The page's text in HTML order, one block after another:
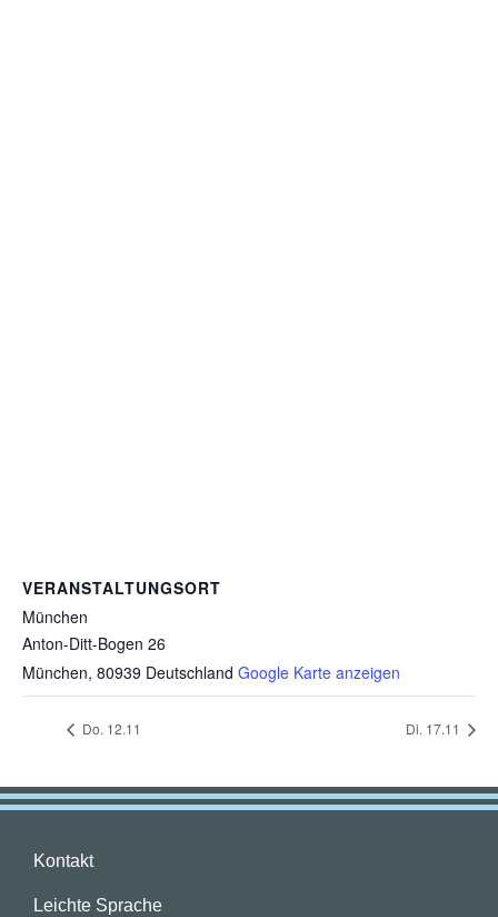
VERANSTALTUNGSORT
München
Anton-Ditt-Bogen 26
München, 80939 Deutschland Google Karte anzeigen
Do. 12.11 Di. 17.11
Kontakt
Leichte Sprache